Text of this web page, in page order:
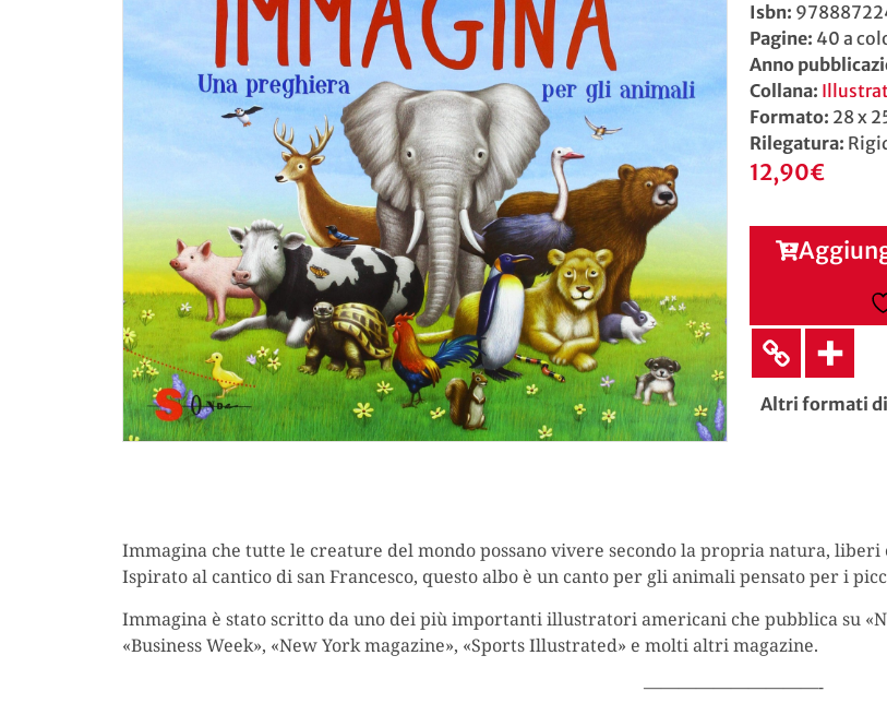
Isbn:
Pagine: 40 a
Anno
Collana:
Formato: 28 x
Rilegatura:
12,90€
Altri formati
Immagina che tutte le creature del mondo possano vivere secondo la propria natura,
Ispirato al cantico di san Francesco, questo albo è un canto per gli animali pensato per i
Immagina è stato scritto da uno dei più importanti illustratori americani che pubblica su
«Business Week», «New York magazine», «Sports Illustrated» e molti altri magazine.
——————————-